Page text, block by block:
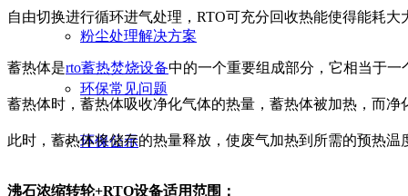
粉尘处理解决方案
环保常见问题
环保公示
自由切换进行循环进气处理，RTO可充分回收热能使得能耗大
蓄热体是rto蓄热焚烧设备中的一个重要组成部分，它相当于
蓄热体时，蓄热体吸收净化气体的热量，蓄热体被加热，而
此时，蓄热体将储存的热量释放，使废气加热到所需的预热温
沸石浓缩转轮+RTO设备适用范围：